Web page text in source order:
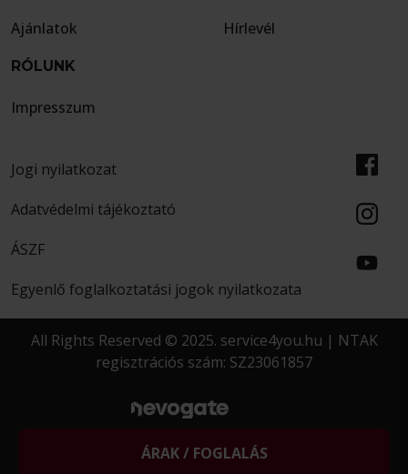
ÁRAK / FOGLALÁS
Ajánlatok
Hírlevél
RÓLUNK
Impresszum
Jogi nyilatkozat
Adatvédelmi tájékoztató
ÁSZF
Egyenlő foglalkoztatási jogok nyilatkozata
All Rights Reserved © 2025. service4you.hu | NTAK
regisztrációs szám: SZ23061857
created by MORGENS